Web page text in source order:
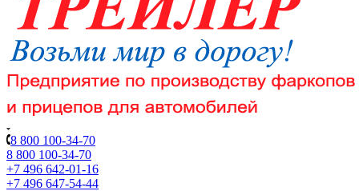
8 800 100-34-70
8 800 100-34-70
+7 496 642-01-16
+7 496 647-54-44